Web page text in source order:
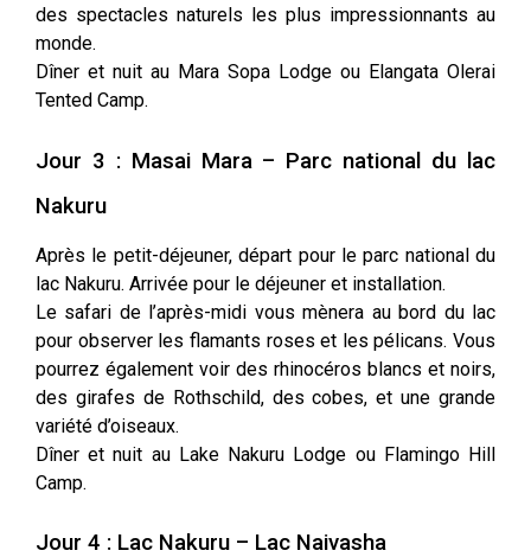
des spectacles naturels les plus impressionnants au
monde.
Dîner et nuit au Mara Sopa Lodge ou Elangata Olerai
Tented Camp.
Jour 3 : Masai Mara – Parc national du lac
Nakuru
Après le petit-déjeuner, départ pour le parc national du
lac Nakuru. Arrivée pour le déjeuner et installation.
Le safari de l’après-midi vous mènera au bord du lac
pour observer les flamants roses et les pélicans. Vous
pourrez également voir des rhinocéros blancs et noirs,
des girafes de Rothschild, des cobes, et une grande
variété d’oiseaux.
Dîner et nuit au Lake Nakuru Lodge ou Flamingo Hill
Camp.
Jour 4 : Lac Nakuru – Lac Naivasha